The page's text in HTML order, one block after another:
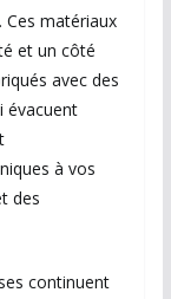
Ces matériaux
et un côté
avec des
évacuent
à vos
des
continuent